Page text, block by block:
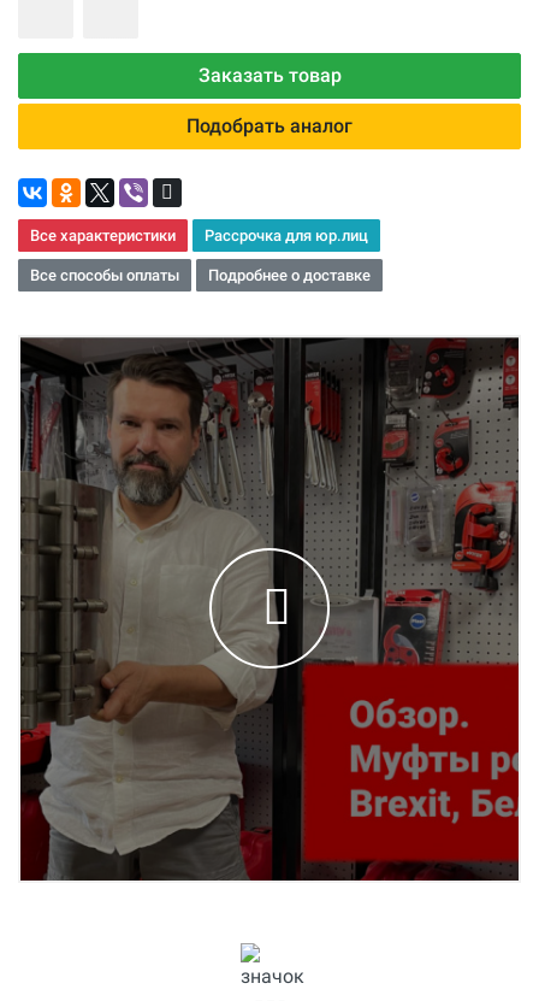
Заказать товар
Подобрать аналог
Все характеристики Рассрочка для юр.лиц
Все способы оплаты Подробнее о доставке